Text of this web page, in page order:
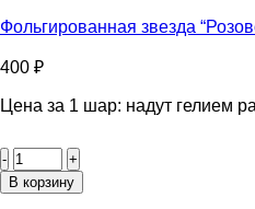
90см
Фольгированная звезда
400 ₽
Цена за 1 шар: надут гелием
товара
Фольгированная
В корзину